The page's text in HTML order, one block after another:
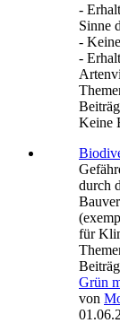
-
Sinne
-
-
Keine
durch
für
Grün
von